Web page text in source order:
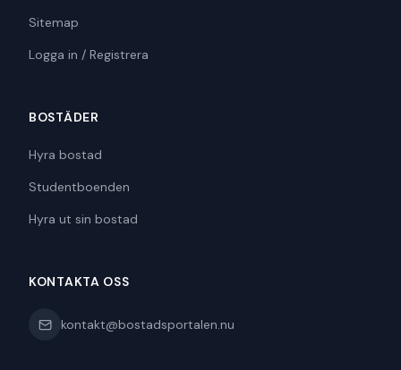
Sitemap
Logga in / Registrera
BOSTÄDER
Hyra bostad
Studentboenden
Hyra ut sin bostad
KONTAKTA OSS
kontakt@bostadsportalen.nu